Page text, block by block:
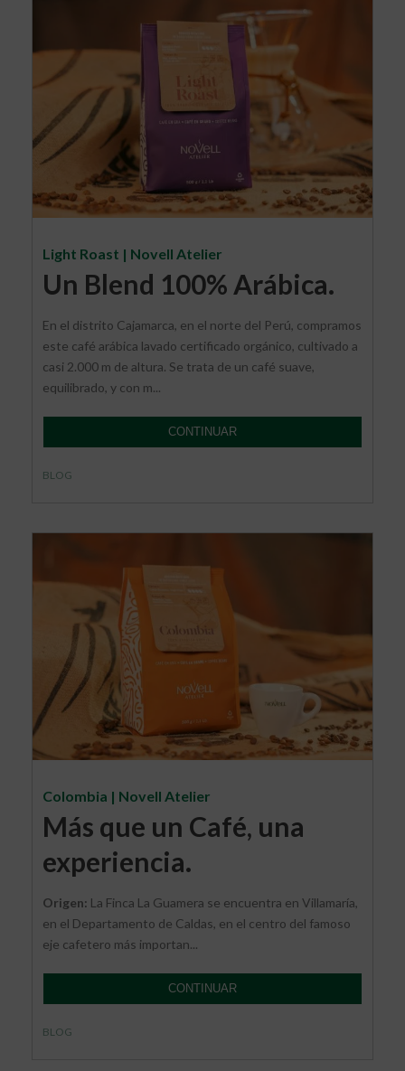
Light Roast | Novell Atelier
Un Blend 100% Arábica.
En el distrito Cajamarca, en el norte del Perú, compramos
este café arábica lavado certificado orgánico, cultivado a
casi 2.000 m de altura. Se trata de un café suave,
equilibrado, y con m...
CONTINUAR
BLOG
Colombia | Novell Atelier
Más que un Café, una
experiencia.
Origen: La Finca La Guamera se encuentra en Villamaría,
en el Departamento de Caldas, en el centro del famoso
eje cafetero más importan...
CONTINUAR
BLOG